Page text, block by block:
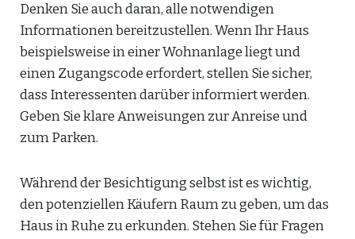
Denken Sie auch daran, alle notwendigen
Informationen bereitzustellen. Wenn Ihr Haus
beispielsweise in einer Wohnanlage liegt und
einen Zugangscode erfordert, stellen Sie sicher,
dass Interessenten darüber informiert werden.
Geben Sie klare Anweisungen zur Anreise und
zum Parken.
Während der Besichtigung selbst ist es wichtig,
den potenziellen Käufern Raum zu geben, um das
Haus in Ruhe zu erkunden. Stehen Sie für Fragen